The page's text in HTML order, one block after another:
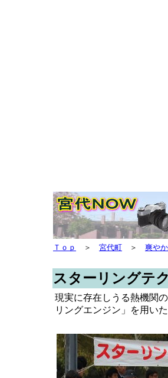
Ｔｏｐ ＞ 宮代町 ＞ 爽や
スターリングテ
現実に存在しうる熱機関
リングエンジン」を用い